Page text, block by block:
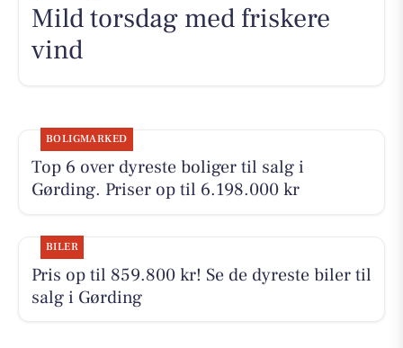
Mild torsdag med friskere
vind
BOLIGMARKED
Top 6 over dyreste boliger til salg i
Gørding. Priser op til 6.198.000 kr
BILER
Pris op til 859.800 kr! Se de dyreste biler til
salg i Gørding